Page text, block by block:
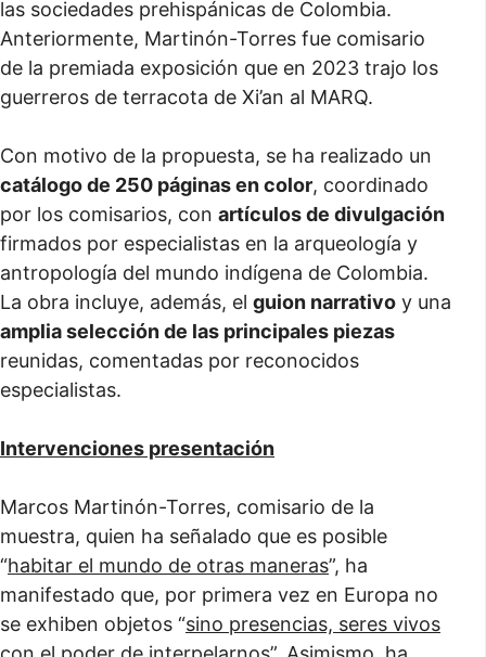
las sociedades prehispánicas de Colombia.
Anteriormente, Martinón-Torres fue comisario
de la premiada exposición que en 2023 trajo los
guerreros de terracota de Xi’an al MARQ.
Con motivo de la propuesta, se ha realizado un
catálogo de 250 páginas en color, coordinado
por los comisarios, con artículos de divulgación
firmados por especialistas en la arqueología y
antropología del mundo indígena de Colombia.
La obra incluye, además, el guion narrativo y una
amplia selección de las principales piezas
reunidas, comentadas por reconocidos
especialistas.
Intervenciones presentación
Marcos Martinón-Torres, comisario de la
muestra, quien ha señalado que es posible
“habitar el mundo de otras maneras”, ha
manifestado que, por primera vez en Europa no
se exhiben objetos “sino presencias, seres vivos